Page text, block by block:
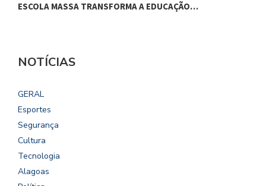
ESCOLA MASSA TRANSFORMA A EDUCAÇÃO…
NOTÍCIAS
GERAL
Esportes
Segurança
Cultura
Tecnologia
Alagoas